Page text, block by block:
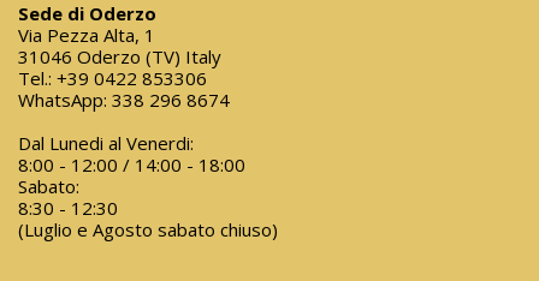
Sede di Oderzo
Via Pezza Alta, 1
31046 Oderzo (TV) Italy
Tel.: +39 0422 853306
WhatsApp: 338 296 8674
Dal Lunedi al Venerdi:
8:00 - 12:00 / 14:00 - 18:00
Sabato:
8:30 - 12:30
(Luglio e Agosto sabato chiuso)